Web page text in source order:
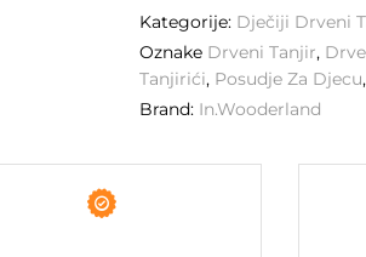
Kategorije: Dječiji Drveni
Oznake Drveni Tanjir,
Tanjirići, Posudje Za Djecu
Brand: In.wooderland